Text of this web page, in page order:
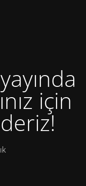
için